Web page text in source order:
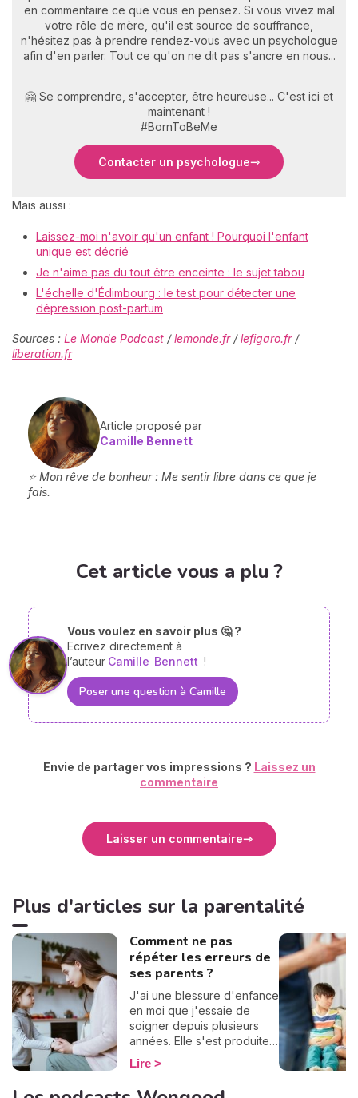
en commentaire ce que vous en pensez. Si vous vivez mal
votre rôle de mère, qu'il est source de souffrance,
n'hésitez pas à prendre rendez-vous avec un psychologue
afin d'en parler. Tout ce qu'on ne dit pas s'ancre en nous...
🤗 Se comprendre, s'accepter, être heureuse... C'est ici et
maintenant !
#BornToBeMe
Contacter un psychologue
Mais aussi :
Laissez-moi n'avoir qu'un enfant ! Pourquoi l'enfant
unique est décrié
Je n'aime pas du tout être enceinte : le sujet tabou
L'échelle d'Édimbourg : le test pour détecter une
dépression post-partum
Sources : Le Monde Podcast /lemonde.fr/lefigaro.fr/
liberation.fr
Article proposé par
Camille Bennett
⭐ Mon rêve de bonheur : Me sentir libre dans ce que je
fais.
Cet article vous a plu ?
Vous voulez en savoir plus 🤔 ?
Ecrivez directement à
l’auteur Camille Bennett !
Poser une question à Camille
Envie de partager vos impressions ? Laissez un
commentaire
Laisser un commentaire
Plus d'articles sur la parentalité
Comment ne pas
répéter les erreurs de
ses parents ?
J'ai une blessure d'enfance
en moi que j'essaie de
soigner depuis plusieurs
années. Elle s'est produite à
cause d'une erreur
inconsciente de mes
Lire